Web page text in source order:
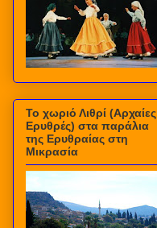
Το χωριό Λιθρί (Αρχαίες
Ερυθρές) στα παράλια
της Ερυθραίας στη
Μικρασία